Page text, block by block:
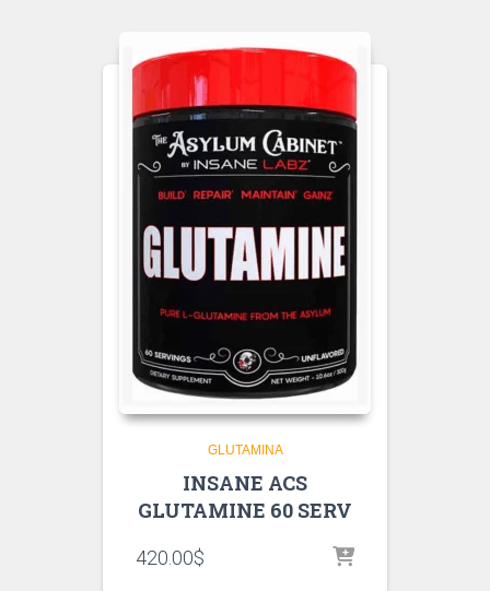
GLUTAMINA
INSANE ACS
GLUTAMINE 60 SERV
420.00$